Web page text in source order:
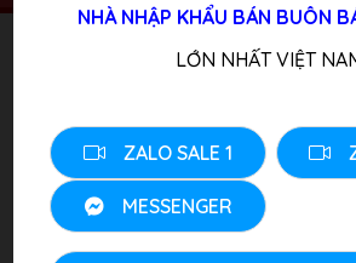
Trang chủ/ Sản phẩm/Piano Điện/
NHÀ NHẬP KHẨU BÁN BUÔN
LỚN NHẤT VIỆT
ZALO SALE 1
MESSENGER